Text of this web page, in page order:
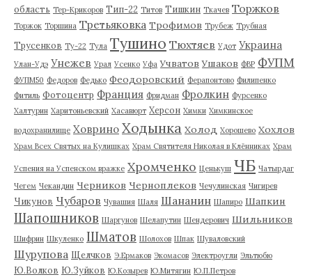
область Тер-Крикоров Тип-22 Титов Тишкин Ткачев Торжков
Торжок Торшина Третьяковка Трофимов Трубеж Трубная
Трусенков Ту-22 Тула Тушино Тюхтяев Удот Украина
Улан-Удэ Унежев Урал Усенко Уфа Учватов Ушаков ФВР ФУПМ
ФУПМ50 Федоров Федько Феодоровский Ферапонтово Филипенко
Фитиль Фотоцентр Франция Фридман Фролкин Фурсенко
Халтурин Харитоньевский Хасавюрт Херсон Химки Химкинское
водохранилище Ховрино Ходынка Холод Хорошево Хохлов
Храм Всех Святых на Кулишках Храм Святителя Николая в Клённиках Храм
Успения на Успенском вражке Хромченко Ценькуш ЧБ Чатырдаг
Чегем Чекандин Черников Черноплеков Чечулинская Чигирев
Чикунов Чубаров Чувашия Шаля Шананин Шапиро Шапкин
Шапошников Шаргунов Шелапутин Шендерович Шильников
Шифрин Шкуленко Шматов Шолохов Шпак Шуваловский
Шурупова Щелчков Э.Ермаков Экомасов Электроугли Эльтюбю
Ю.Волков Ю.Зуйков Ю.Козырев Ю.Митягин Ю.П.Петров